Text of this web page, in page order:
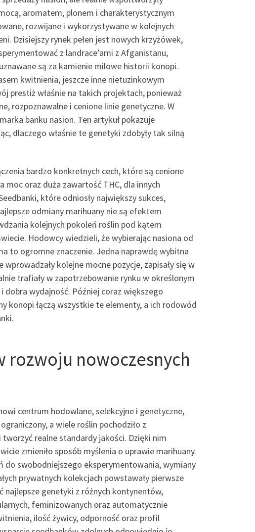
aromatem, plonem i charakterystycznym
rozwijane i wykorzystywane w kolejnych
Dzisiejszy rynek pełen jest nowych krzyżówek,
z landrace’ami z Afganistanu,
są za kamienie milowe historii konopi.
kwitnienia, jeszcze inne nietuzinkowym
prestiż właśnie na takich projektach, ponieważ
rozpoznawalne i cenione linie genetyczne. W
banku nasion. Ten artykuł pokazuje
dlaczego właśnie te genetyki zdobyły tak silną
bardzo konkretnych cech, które są cenione
oraz duża zawartość THC, dla innych
które odniosły największy sukces,
odmiany marihuany nie są efektem
kolejnych pokoleń roślin pod kątem
Hodowcy wiedzieli, że wybierając nasiona od
to ogromne znaczenie. Jedna naprawdę wybitna
kolejne mocne pozycje, zapisały się w
trafiały w zapotrzebowanie rynku w określonym
dobra wydajność. Później coraz większego
konopi łączą wszystkie te elementy, a ich rodowód
rozwoju nowoczesnych
centrum hodowlane, selekcyjne i genetyczne,
a wiele roślin pochodziło z
tworzyć realne standardy jakości. Dzięki nim
zmieniło sposób myślenia o uprawie marihuany.
do swobodniejszego eksperymentowania, wymiany
prywatnych kolekcjach powstawały pierwsze
najlepsze genetyki z różnych kontynentów,
feminizowanych oraz automatycznie
ilość żywicy, odporność oraz profil